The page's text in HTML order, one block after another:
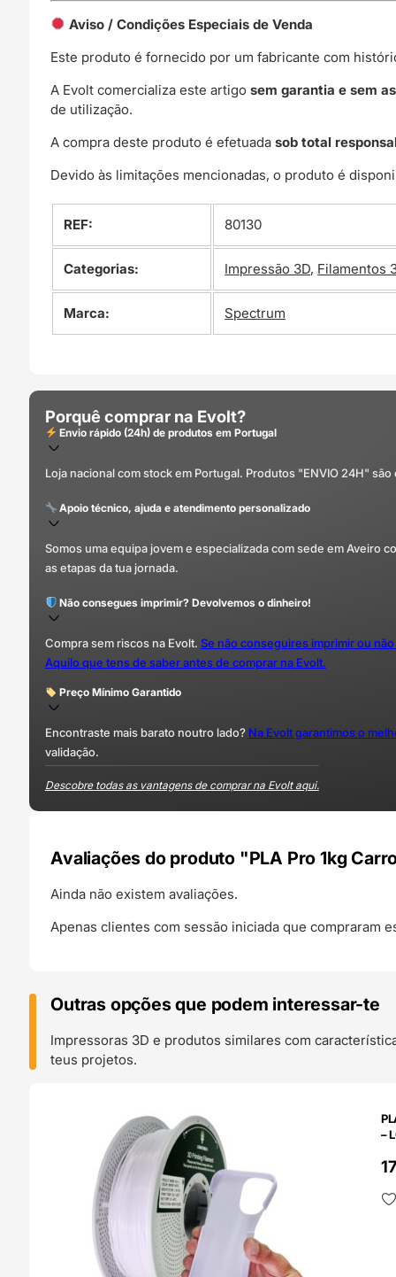
Aviso / Condições Especiais de Venda
Este produto é fornecido por um fabricante com
A Evolt comercializa este artigosem garantia e sem
de utilização.
A compra deste produto é efetuadasob total
Devido às limitações mencionadas, o produto é
REF: 80130
Categorias: Impressão 3D, Filamentos
Marca: Spectrum
Porquê comprar na Evolt?
Envio rápido (24h) de produtos em Portugal
Loja nacional com stock em Portugal. Produtos "ENVIO 24H"
Apoio técnico, ajuda e atendimento personalizado
Somos uma equipa jovem e especializada com sede em Aveiro
as etapas da tua jornada.
Não consegues imprimir? Devolvemos o dinheiro!
Compra sem riscos na Evolt. Se não conseguires imprimir ou
Aquilo que tens de saber antes de comprar na Evolt.
Preço Mínimo Garantido
Encontraste mais barato noutro lado? Na Evolt garantimos o
validação.
Descobre todas as vantagens de comprar na Evolt aqui.
Avaliações do produto "PLA Pro 1kg
Ainda não existem avaliações.
Apenas clientes com sessão iniciada que compraram
Outras opções que podem interessar-te
Impressoras 3D e produtos similares com
teus projetos.
–